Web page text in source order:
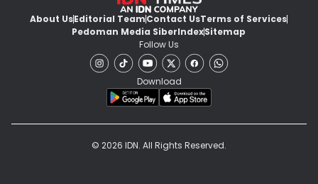
About UsEditorial TeamContact UsTerms of Services
Pedoman Media SiberIndexSitemap
Follow Us
Download
© 2026 IDN. All Rights Reserved.